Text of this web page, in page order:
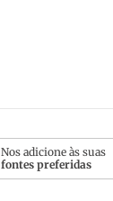
Nos adicione às suas
fontes preferidas